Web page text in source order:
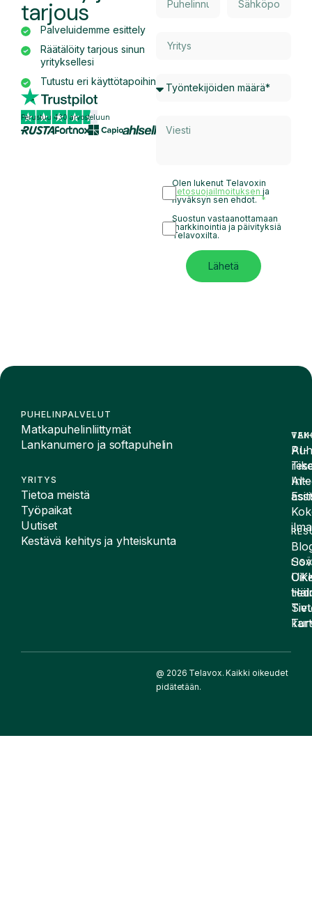
tarjous
Palveluidemme esittely
Räätälöity tarjous sinun
yrityksellesi
Tutustu eri käyttötapoihin
Perustuu 430 arvosteluun
Olen lukenut Telavoxin
tietosuojailmoituksenja
hyväksyn sen ehdot.
Suostun vastaanottamaan
markkinointia ja päivityksiä
Telavoxilta.
Lähetä
PUHELINPALVELUT
Matkapuhelinliittymät
Lankanumero ja softapuhelin
YRITYS
Tietoa meistä
Työpaikat
Uutiset
Kestävä kehitys ja yhteiskunta
AI-
AI-
@ 2026 Telavox. Kaikki oikeudet
pidätetään.